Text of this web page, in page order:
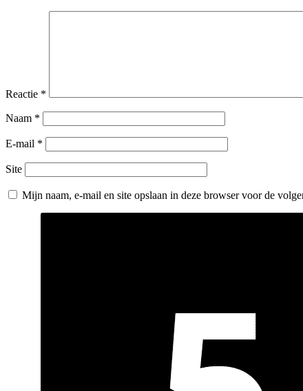
Reactie *
Naam *
E-mail *
Site
Mijn naam, e-mail en site opslaan in deze browser voor de